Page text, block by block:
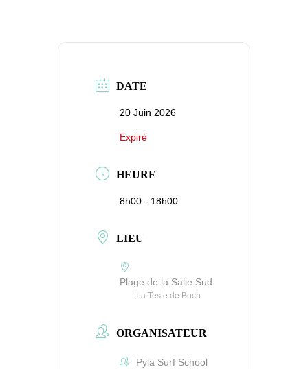
DATE
20 Juin 2026
Expiré
HEURE
8h00 - 18h00
LIEU
Plage de la Salie Sud
La Teste de Buch
ORGANISATEUR
Pyla Surf School